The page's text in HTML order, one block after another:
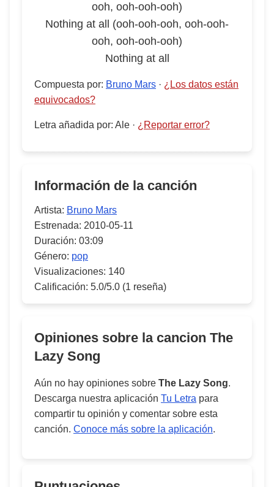
ooh, ooh-ooh-ooh)
Nothing at all (ooh-ooh-ooh, ooh-ooh-
ooh, ooh-ooh-ooh)
Nothing at all
Compuesta por: Bruno Mars · ¿Los datos están
equivocados?
Letra añadida por: Ale · ¿Reportar error?
Información de la canción
Artista: Bruno Mars
Estrenada: 2010-05-11
Duración: 03:09
Género: pop
Visualizaciones: 140
Calificación: 5.0/5.0 (1 reseña)
Opiniones sobre la cancion The
Lazy Song
Aún no hay opiniones sobre The Lazy Song.
Descarga nuestra aplicación Tu Letra para
compartir tu opinión y comentar sobre esta
canción. Conoce más sobre la aplicación.